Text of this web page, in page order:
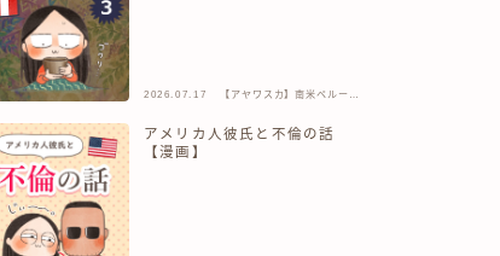
2026.07.17
【アヤワスカ】南米ペルーの
アメリカ人彼氏と不倫の話
【漫画】